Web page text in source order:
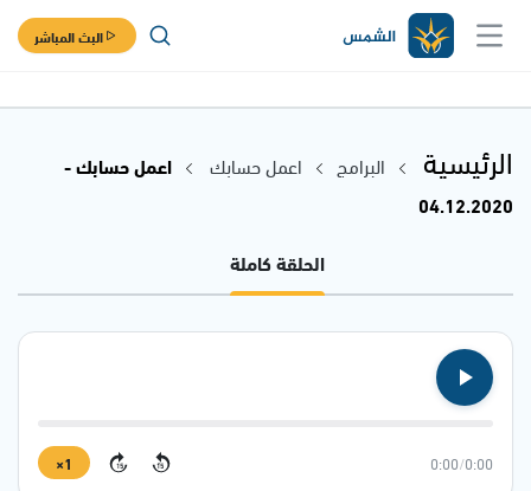
البث المباشر
الرئيسية البرامج اعمل حسابك
اعمل حسابك -
04.12.2020
الحلقة كاملة
0:00
/
0:00
15
15
1×